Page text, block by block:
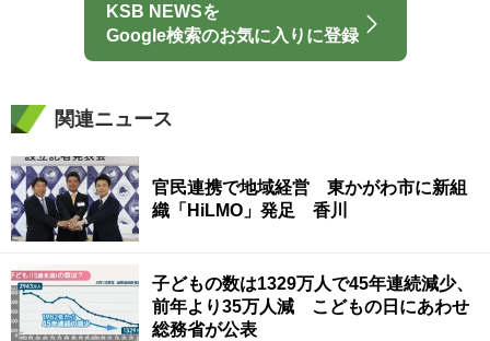
KSB NEWSを
Google検索のお気に入りに登録
関連ニュース
官民連携で地域経営 東かがわ市に新組
織「HiLMO」発足 香川
子どもの数は1329万人で45年連続減少、
前年より35万人減 こどもの日にあわせ
総務省が公表